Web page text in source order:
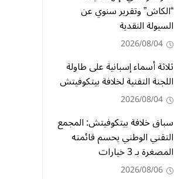
“الكاش” وتقرير سنوي عن
السيولة النقدية
2026/08/04
ثلاثة أسماء إسبانية على طاولة
اللجنة التقنية لخلافة بيتكوفيتش
2026/08/04
سباق خلافة بيتكوفيتش: المجمع
التقني الوطني يحسم قائمته
المصغرة بـ 3 خيارات
2026/08/06